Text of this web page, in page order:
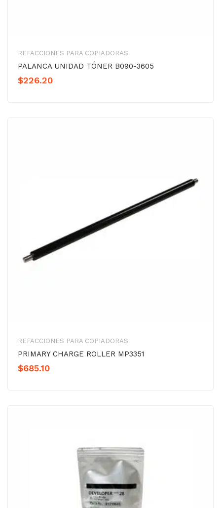
REFACCIONES PARA COPIADORAS
PALANCA UNIDAD TÓNER B090-3605
$226.20
REFACCIONES PARA COPIADORAS
PRIMARY CHARGE ROLLER MP3351
$685.10